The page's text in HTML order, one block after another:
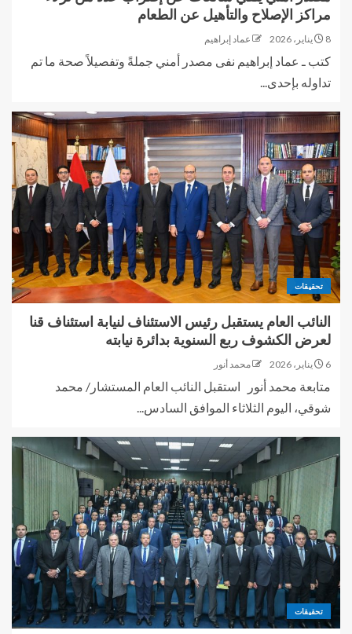
مراكز الإصلاح والتأهيل عن الطعام
8 يناير، 2026 عماد إبراهيم
كتب ـ عماد إبراهيم نفى مصدر أمني جملةً وتفصيلاً صحة ما تم
تداوله بإحدى...
تحقيقات
النائب العام يستقبل رئيس الاستئناف لنيابة استئناف قنا
لعرض الكشوف ربع السنوية بدائرة نيابته
6 يناير، 2026 محمد أنور
متابعة محمد أنور استقبل النائب العام المستشار/ محمد
شوقي، اليوم الثلاثاء الموافق السادس...
تحقيقات